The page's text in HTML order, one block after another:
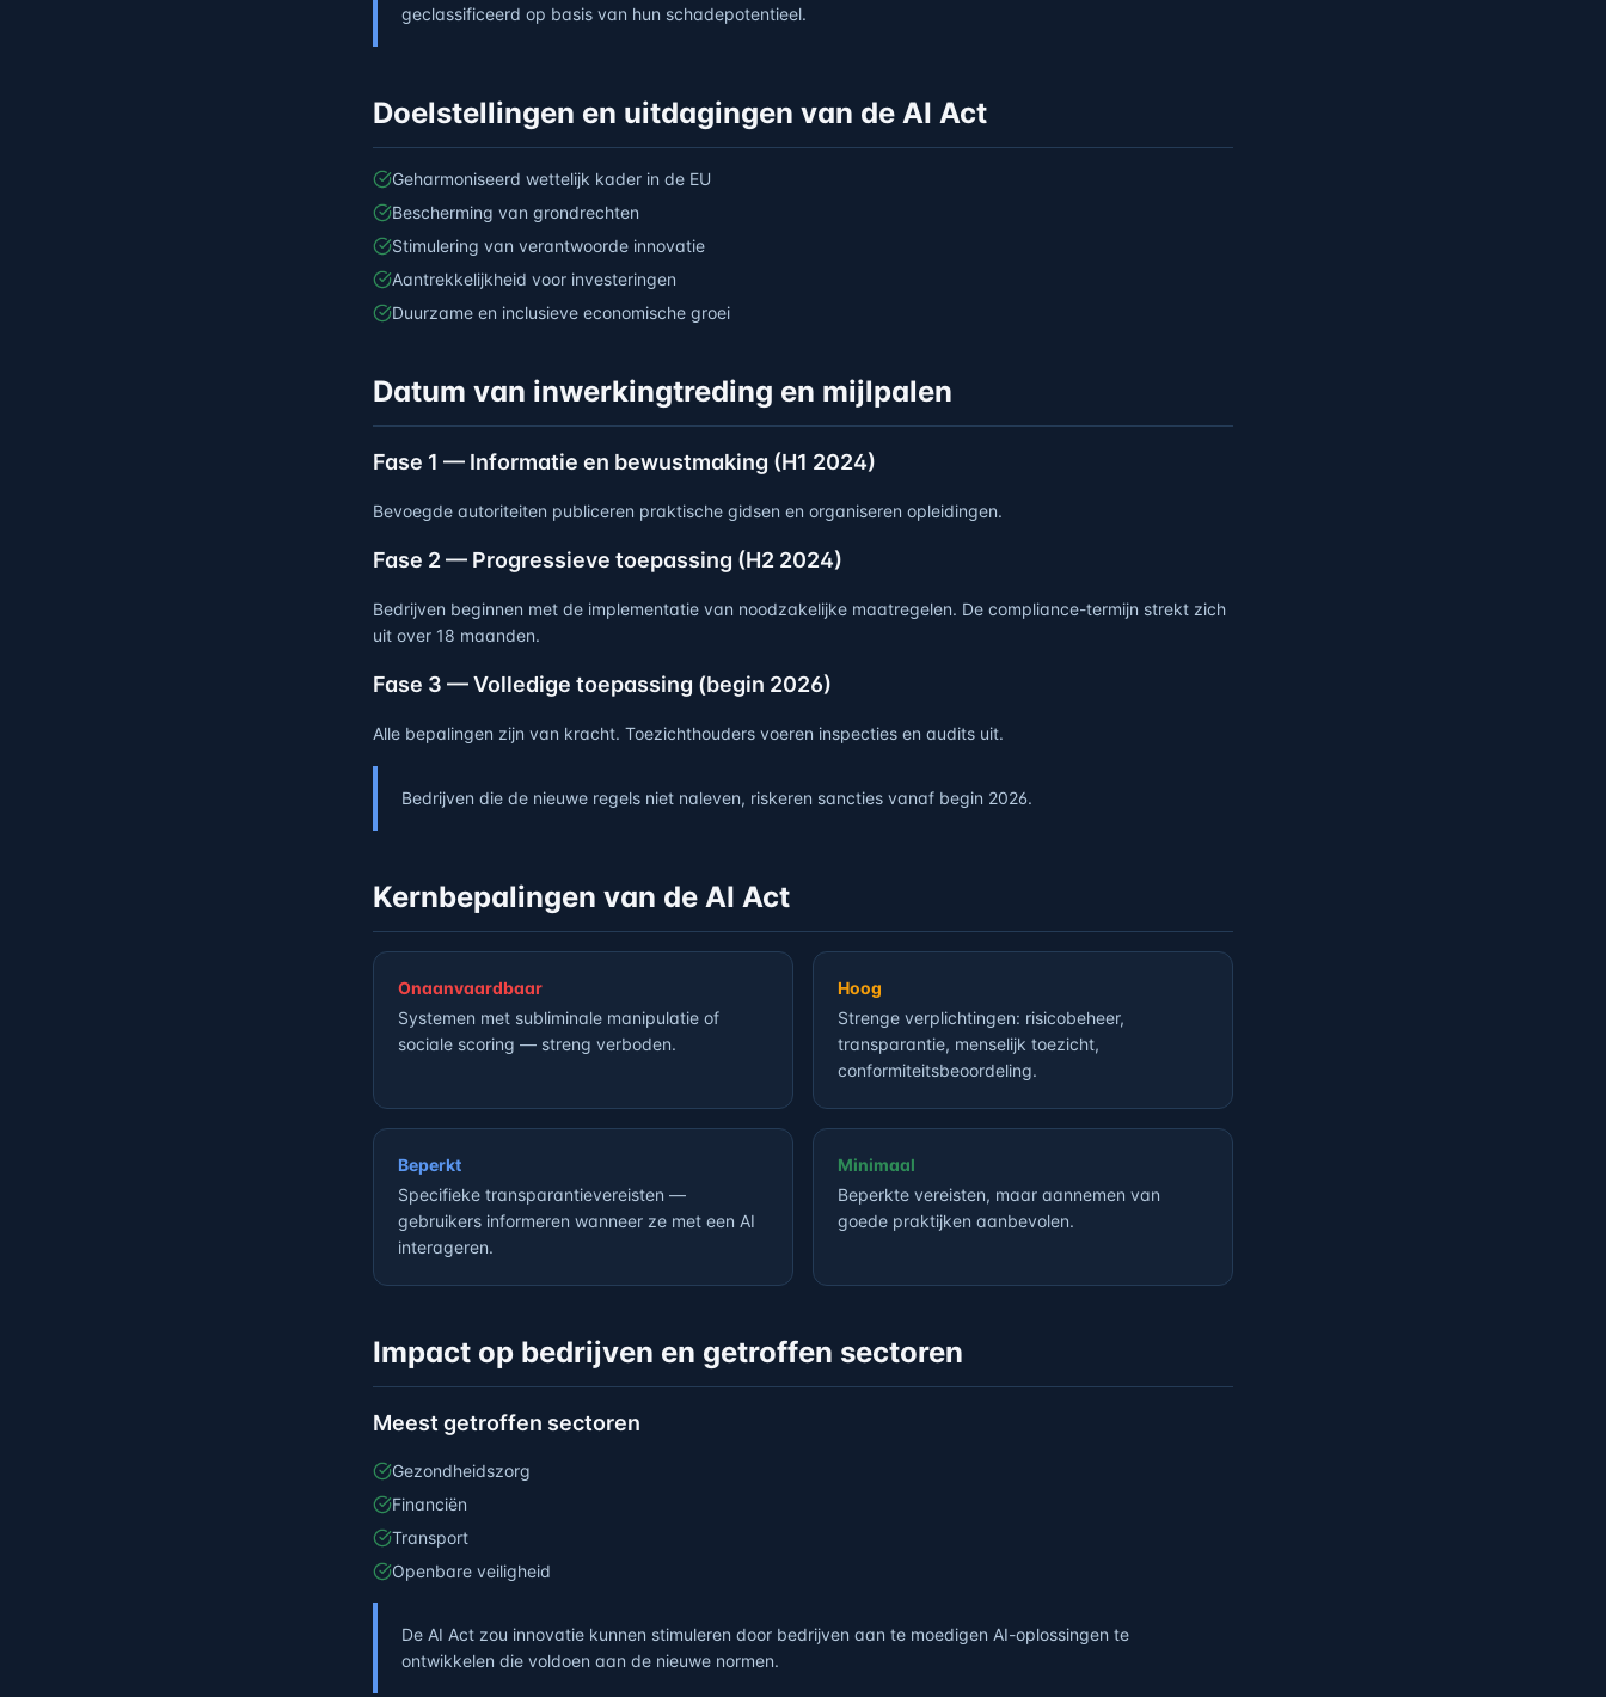
geclassificeerd op basis van hun schadepotentieel.
Doelstellingen en uitdagingen van de AI Act
Geharmoniseerd wettelijk kader in de EU
Bescherming van grondrechten
Stimulering van verantwoorde innovatie
Aantrekkelijkheid voor investeringen
Duurzame en inclusieve economische groei
Datum van inwerkingtreding en mijlpalen
Fase 1 — Informatie en bewustmaking (H1 2024)
Bevoegde autoriteiten publiceren praktische gidsen en organiseren opleidingen.
Fase 2 — Progressieve toepassing (H2 2024)
Bedrijven beginnen met de implementatie van noodzakelijke maatregelen. De compliance-termijn strekt zich
uit over 18 maanden.
Fase 3 — Volledige toepassing (begin 2026)
Alle bepalingen zijn van kracht. Toezichthouders voeren inspecties en audits uit.
Bedrijven die de nieuwe regels niet naleven, riskeren sancties vanaf begin 2026.
Kernbepalingen van de AI Act
Onaanvaardbaar
Systemen met subliminale manipulatie of
sociale scoring — streng verboden.
Hoog
Strenge verplichtingen: risicobeheer,
transparantie, menselijk toezicht,
conformiteitsbeoordeling.
Beperkt
Specifieke transparantievereisten —
gebruikers informeren wanneer ze met een AI
interageren.
Minimaal
Beperkte vereisten, maar aannemen van
goede praktijken aanbevolen.
Impact op bedrijven en getroffen sectoren
Meest getroffen sectoren
Gezondheidszorg
Financiën
Transport
Openbare veiligheid
De AI Act zou innovatie kunnen stimuleren door bedrijven aan te moedigen AI-oplossingen te
ontwikkelen die voldoen aan de nieuwe normen.